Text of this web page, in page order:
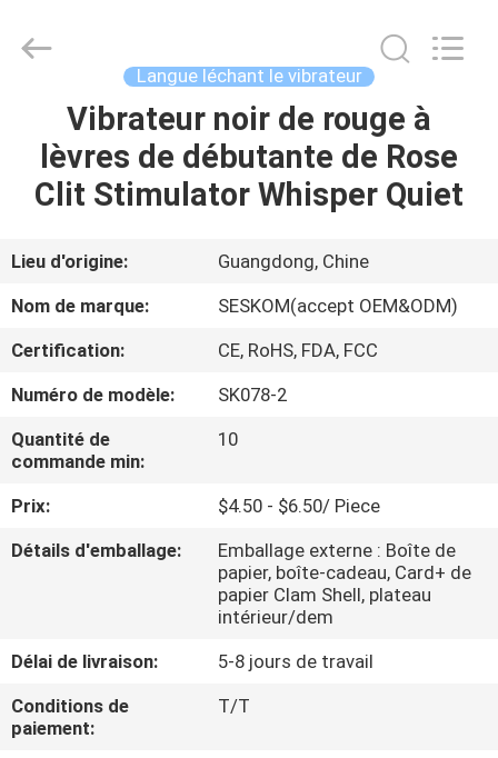
MAISON
PRODUITS
VR
SHOW
A
PROPOS
DE
VISITE
CONTRÔLE
DE
QUALITÉ
vibrateur
Copyright
Reserved.
Langue léchant le vibrateur
Vibrateur noir de rouge à
lèvres de débutante de Rose
Clit Stimulator Whisper Quiet
Lieu d'origine:
Guangdong, Chine
Nom de marque:
SESKOM(accept OEM&ODM)
Certification:
CE, RoHS, FDA, FCC
Numéro de modèle:
SK078-2
Quantité de
commande min:
10
Prix:
$4.50 - $6.50/ Piece
Détails d'emballage:
Emballage externe : Boîte de
papier, boîte-cadeau, Card+ de
papier Clam Shell, plateau
intérieur/dem
Délai de livraison:
5-8 jours de travail
Conditions de
paiement:
T/T